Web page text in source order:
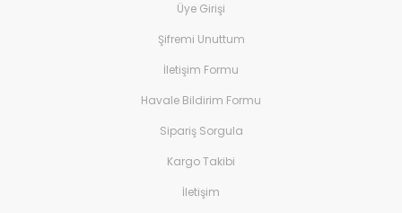
Üye Girişi
Şifremi Unuttum
İletişim Formu
Havale Bildirim Formu
Sipariş Sorgula
Kargo Takibi
İletişim